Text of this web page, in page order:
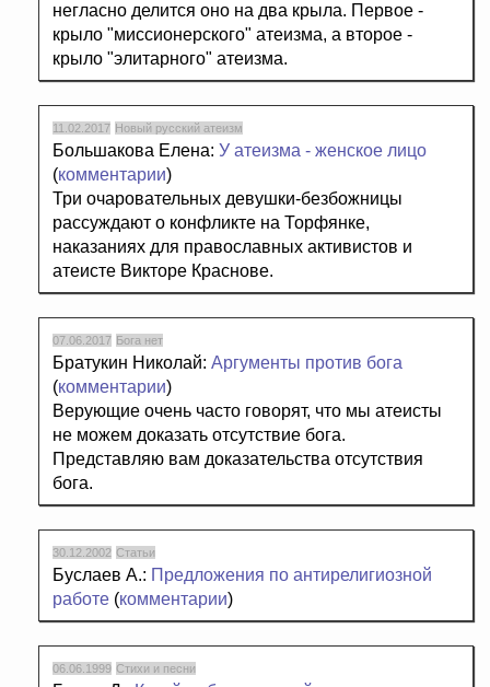
негласно делится оно на два крыла. Первое -
крыло "миссионерского" атеизма, а второе -
крыло "элитарного" атеизма.
11.02.2017 Новый русский атеизм
Большакова Елена: У атеизма - женское лицо
(комментарии)
Три очаровательных девушки-безбожницы
рассуждают о конфликте на Торфянке,
наказаниях для православных активистов и
атеисте Викторе Краснове.
07.06.2017 Бога нет
Братукин Николай: Аргументы против бога
(комментарии)
Верующие очень часто говорят, что мы атеисты
не можем доказать отсутствие бога.
Представляю вам доказательства отсутствия
бога.
30.12.2002 Статьи
Буслаев А.: Предложения по антирелигиозной
работе (комментарии)
06.06.1999 Стихи и песни